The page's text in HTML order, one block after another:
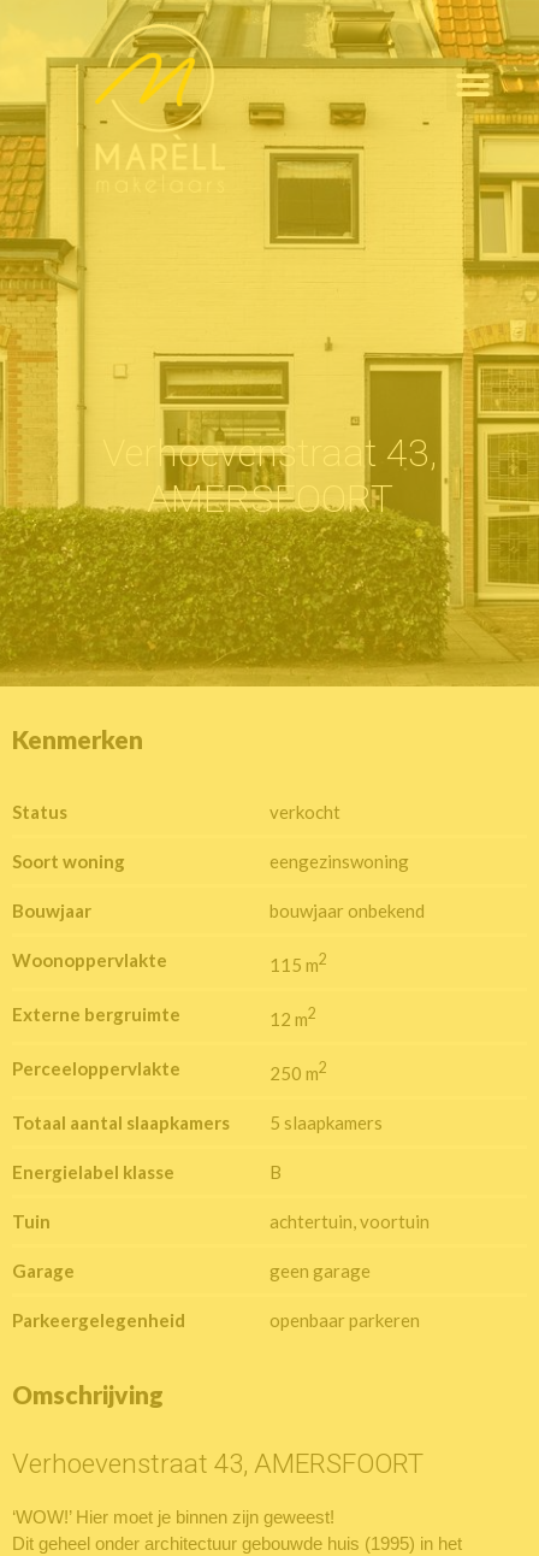
Verhoevenstraat 43,
AMERSFOORT
Kenmerken
Status verkocht
Soort woning eengezinswoning
Bouwjaar bouwjaar onbekend
Woonoppervlakte 115 m2
Externe bergruimte 12 m2
Perceeloppervlakte 250 m2
Totaal aantal slaapkamers 5 slaapkamers
Energielabel klasse B
Tuin achtertuin, voortuin
Garage geen garage
Parkeergelegenheid openbaar parkeren
Omschrijving
Verhoevenstraat 43, AMERSFOORT
‘WOW!’ Hier moet je binnen zijn geweest!
Dit geheel onder architectuur gebouwde huis (1995) in het